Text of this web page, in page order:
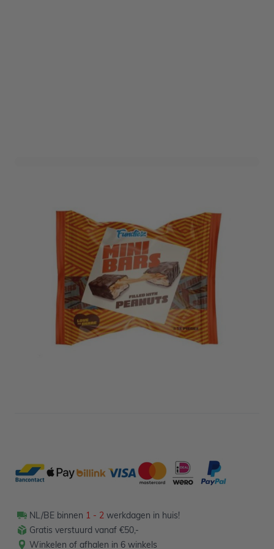
(190gr)
Art. nr. 508977
Informeer mij wanneer dit product op voorraad is
Niet op voorraad
NL/BE binnen 1 - 2 werkdagen in huis!
Gratis verstuurd vanaf €50,-
Winkelen of afhalen in 6 winkels